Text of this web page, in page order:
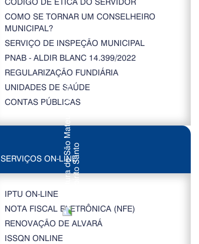
COMO SE TORNAR UM CONSELHEIRO
MUNICIPAL?
SERVIÇO DE INSPEÇÃO MUNICIPAL
PNAB - ALDIR BLANC 14.399/2022
REGULARIZAÇÃO FUNDIÁRIA
UNIDADES DE SAÚDE
CONTAS PÚBLICAS
SERVIÇOS ON-LINE
IPTU ON-LINE
NOTA FISCAL ELETRÔNICA (NFE)
RENOVAÇÃO DE ALVARÁ
ISSQN ONLINE